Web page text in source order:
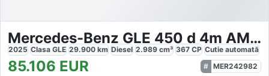
Mercedes-Benz GLE 450 d 4m AMG Night AHK Pano Mbeam
2025 Clasa GLE 29.900 km Diesel 2.989 cm³ 367 CP Cutie automată
85.106 EUR
MER242982